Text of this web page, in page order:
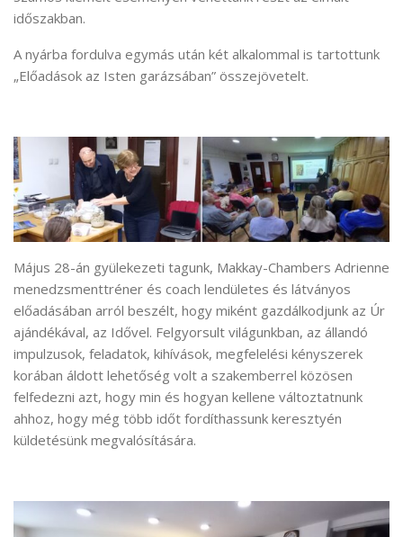
időszakban.
A nyárba fordulva egymás után két alkalommal is tartottunk
„Előadások az Isten garázsában” összejövetelt.
Május 28-án gyülekezeti tagunk, Makkay-Chambers Adrienne
menedzsmenttréner és coach lendületes és látványos
előadásában arról beszélt, hogy miként gazdálkodjunk az Úr
ajándékával, az Idővel. Felgyorsult világunkban, az állandó
impulzusok, feladatok, kihívások, megfelelési kényszerek
korában áldott lehetőség volt a szakemberrel közösen
felfedezni azt, hogy min és hogyan kellene változtatnunk
ahhoz, hogy még több időt fordíthassunk keresztyén
küldetésünk megvalósítására.